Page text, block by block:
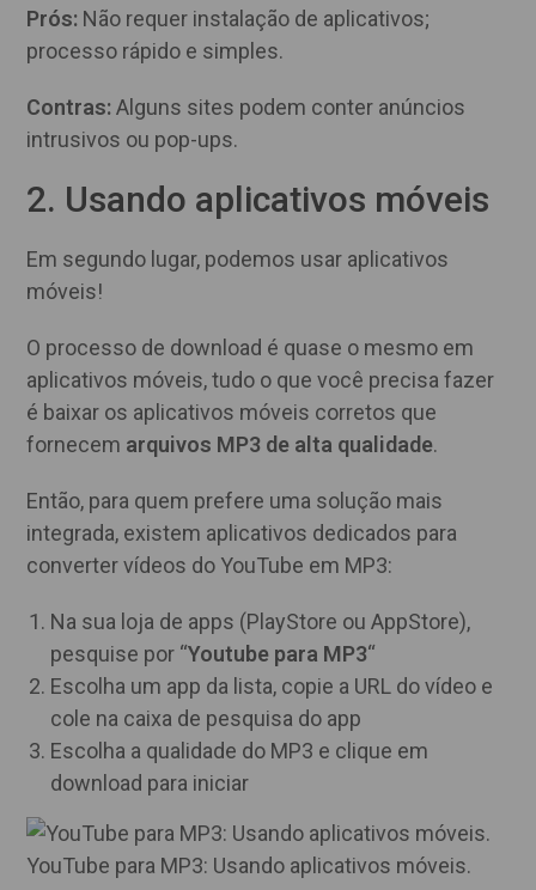
Prós: Não requer instalação de aplicativos;
processo rápido e simples.
Contras:Alguns sites podem conter anúncios
intrusivos ou pop-ups.
2. Usando aplicativos móveis
Em segundo lugar, podemos usar aplicativos
móveis!
O processo de download é quase o mesmo em
aplicativos móveis, tudo o que você precisa fazer
é baixar os aplicativos móveis corretos que
fornecem arquivos MP3 de alta qualidade.
Então, para quem prefere uma solução mais
integrada, existem aplicativos dedicados para
converter vídeos do YouTube em MP3:
Na sua loja de apps (PlayStore ou AppStore),
pesquise por “Youtube para MP3“
Escolha um app da lista, copie a URL do vídeo e
cole na caixa de pesquisa do app
Escolha a qualidade do MP3 e clique em
download para iniciar
YouTube para MP3: Usando aplicativos móveis.